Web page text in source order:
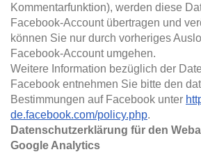
Kommentarfunktion), werden diese
Facebook-Account übertragen und
können Sie nur durch vorheriges
Facebook-Account umgehen.
Weitere Information bezüglich der
Facebook entnehmen Sie bitte den
Bestimmungen auf Facebook unter
de.facebook.com/policy.php.
Datenschutzerklärung für den
Google Analytics